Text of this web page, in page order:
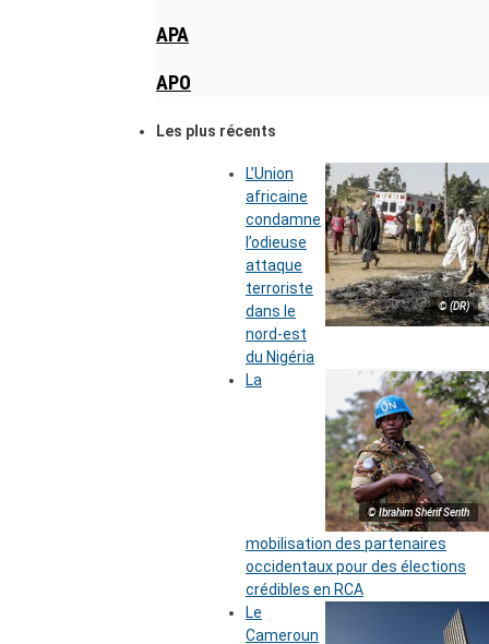
APA
APO
Les plus récents
© (DR)
L’Union
africaine
condamne
l’odieuse
attaque
terroriste
dans le
nord-est
du Nigéria
© Ibrahim Shérif Senth
La
mobilisation des partenaires
occidentaux pour des élections
crédibles en RCA
Le
Cameroun